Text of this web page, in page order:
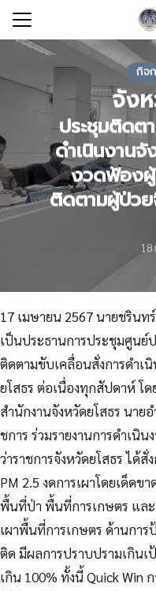
Skip
content
Search
กิจ
จัง
ประชุมติดต
ดำเนินงาน
งวดฟ้องผู้
ติดตามผู้ป่ว
18
17 เมษายน 2567 นายชรินท
เป็นประธานการประชุมศูนย์
ติดตามขับเคลื่อนสั่งการดำ
ยโสธร ต่อเนื่องทุกสัปดาห์ โ
สำนักงานจังหวัดยโสธร นาย
ชการ ร่วมรายงานการดำเนิ
ว่าราชการจังหวัดยโสธร ได้
PM 2.5 งดการเผาโดยเด็ด
พื้นที่ป่า พื้นที่การเกษตร แล
เผาพื้นที่การเกษตร ด้านกา
ติด มีผลการปราบปรามเกินเ
เกิน 100% ทั้งนี้ Quick Win